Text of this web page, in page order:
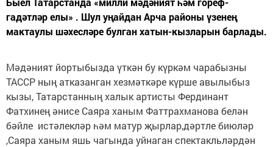
гадәтләр елы» . Шул уңайдан Арча районы үзенең
мактаулы шәхесләре булган хатын-кызларын барлады.
Мәдәният йортыбызда үткән бу күркәм чарабызны
ТАССР ның атказанган хезмәткәре күрше авылыбыз
кызы, Татарстанның халык артисты Фердинант
Фатхинең әнисе Саяра ханым Фаттрахманова белән
бәйле истәлекләр һәм матур җырлар,дәртле биюләр
,Саяра ханым яшь чагында уйнаган спектакльләрдән